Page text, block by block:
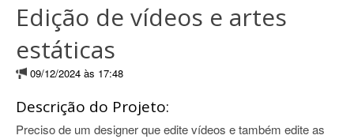
Edição de vídeos e artes
estáticas
09/12/2024 às 17:48
Descrição do Projeto:
Preciso de um designer que edite vídeos e também edite as